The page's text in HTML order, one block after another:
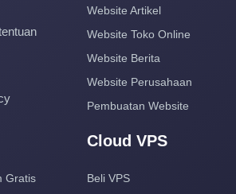
Website Artikel
Website Toko Online
Website Berita
Website Perusahaan
Pembuatan Website
Gratis
Cloud VPS
Beli VPS